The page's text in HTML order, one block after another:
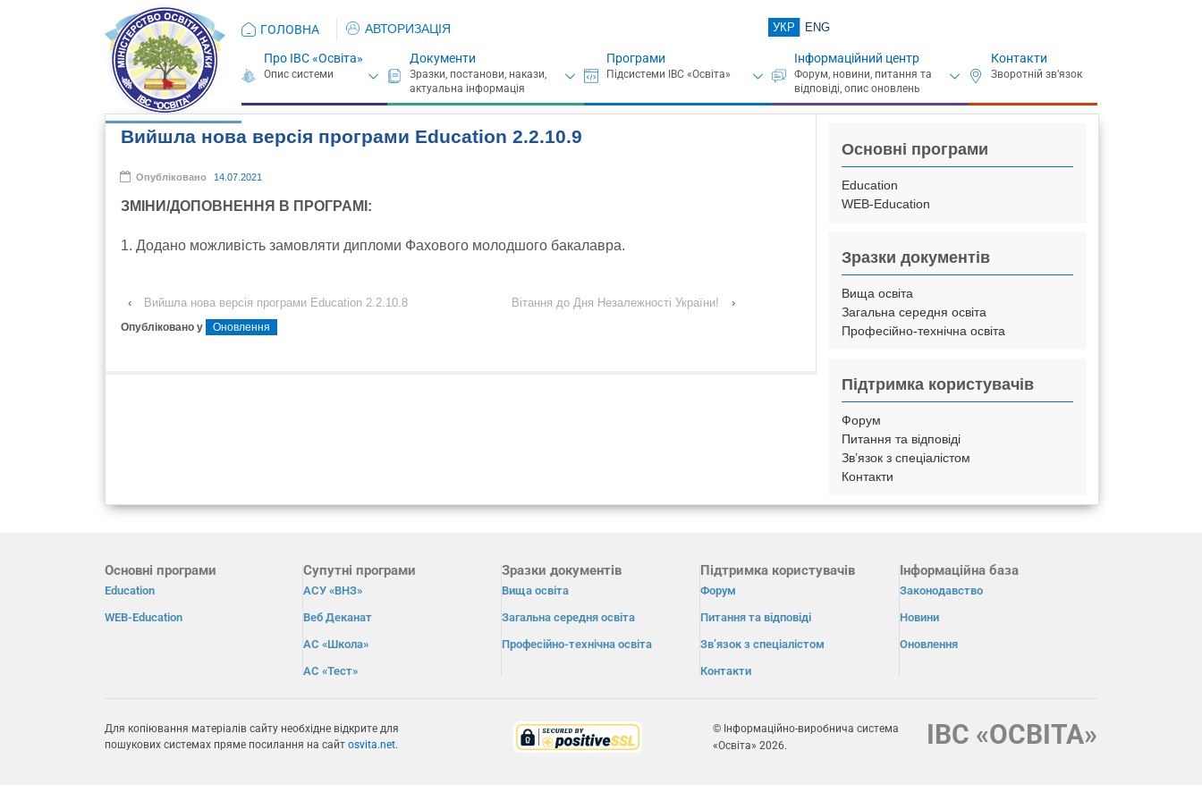
ГОЛОВНА АВТОРИЗАЦІЯ УКР ENG
Про ІВС «Освіта» Документи Програми Інформаційний центр Контакти
Вийшла нова версія програми Education 2.2.10.9
Опубліковано 14.07.2021
ЗМІНИ/ДОПОВНЕННЯ В ПРОГРАМІ:
1. Додано можливість замовляти дипломи Фахового молодшого бакалавра.
‹ Вийшла нова версія програми Education 2.2.10.8 Вітання до Дня Незалежності України! ›
Опубліковано у Оновлення
Основні програми
Education
WEB-Education
Зразки документів
Вища освіта
Загальна середня освіта
Професійно-технічна освіта
Підтримка користувачів
Форум
Питання та відповіді
Зв’язок з спеціалістом
Контакти
Основні програми
Education
WEB-Education
Супутні програми
АСУ «ВНЗ»
Веб Деканат
АС «Школа»
АС «Тест»
Зразки документів
Вища освіта
Загальна середня освіта
Професійно-технічна освіта
Підтримка користувачів
Форум
Питання та відповіді
Зв’язок з спеціалістом
Контакти
Інформаційна база
Законодавство
Новини
Оновлення
Для копіювання матеріалів сайту необхідне відкрите для
пошукових системах пряме посилання на сайт osvita.net.
© Інформаційно-виробнича система
«Освіта» 2026.
ІВС «ОСВІТА»